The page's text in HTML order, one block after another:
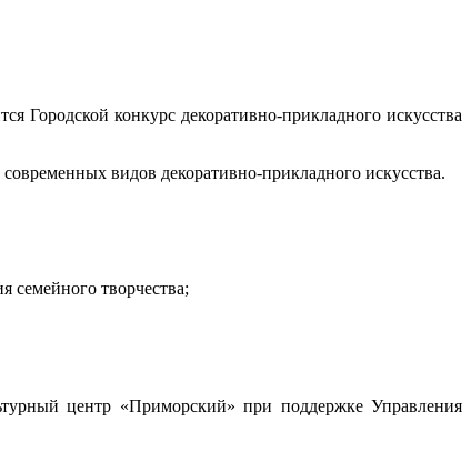
Городской конкурс декоративно-прикладного искусства
видов декоративно-прикладного искусства.
семейного творчества;
центр «Приморский» при поддержке Управления